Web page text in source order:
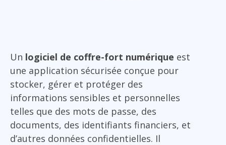
Un logiciel de coffre-fort numérique est
une application sécurisée conçue pour
stocker, gérer et protéger des
informations sensibles et personnelles
telles que des mots de passe, des
documents, des identifiants financiers, et
d’autres données confidentielles. Il